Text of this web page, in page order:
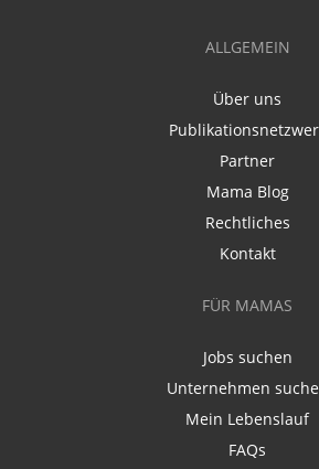
ALLGEMEIN
Über uns
Partner
Mama Blog
Rechtliches
Kontakt
FÜR MAMAS
Jobs suchen
Unternehmen
Mein Lebenslauf
FAQs